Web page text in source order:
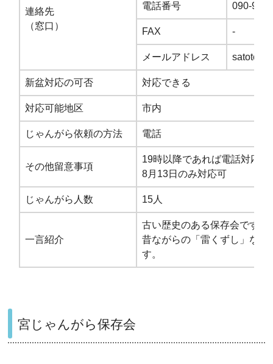
連絡先
（窓口）
電話番号 090-
FAX -
メールアドレス
新盆対応の可否 対応できる
対応可能地区 市内
じゃんがら依頼の方法 電話
その他留意事項
19時以降であれば電話対応可
8月13日のみ対応可
じゃんがら人数 15人
一言紹介
古い歴史のある保存会です。
昔ながらの「雷くずし」な
す。
宮じゃんがら保存会